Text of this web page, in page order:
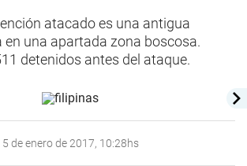
atacado es una antigua
en una apartada zona boscosa.
detenidos antes del ataque.
5 de enero de 2017, 10:28hs